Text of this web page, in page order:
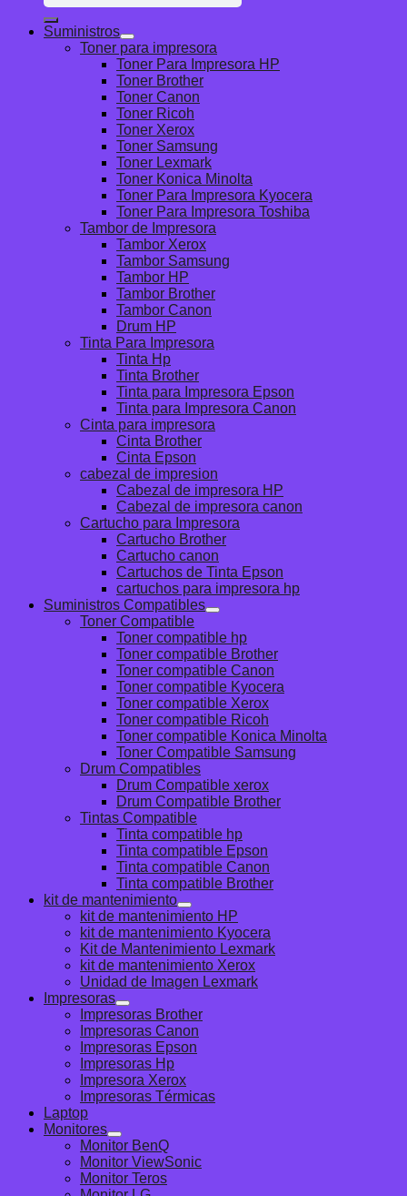
Suministros
Toner para impresora
Toner Para Impresora HP
Toner Brother
Toner Canon
Toner Ricoh
Toner Xerox
Toner Samsung
Toner Lexmark
Toner Konica Minolta
Toner Para Impresora Kyocera
Toner Para Impresora Toshiba
Tambor de Impresora
Tambor Xerox
Tambor Samsung
Tambor HP
Tambor Brother
Tambor Canon
Drum HP
Tinta Para Impresora
Tinta Hp
Tinta Brother
Tinta para Impresora Epson
Tinta para Impresora Canon
Cinta para impresora
Cinta Brother
Cinta Epson
cabezal de impresion
Cabezal de impresora HP
Cabezal de impresora canon
Cartucho para Impresora
Cartucho Brother
Cartucho canon
Cartuchos de Tinta Epson
cartuchos para impresora hp
Suministros Compatibles
Toner Compatible
Toner compatible hp
Toner compatible Brother
Toner compatible Canon
Toner compatible Kyocera
Toner compatible Xerox
Toner compatible Ricoh
Toner compatible Konica Minolta
Toner Compatible Samsung
Drum Compatibles
Drum Compatible xerox
Drum Compatible Brother
Tintas Compatible
Tinta compatible hp
Tinta compatible Epson
Tinta compatible Canon
Tinta compatible Brother
kit de mantenimiento
kit de mantenimiento HP
kit de mantenimiento Kyocera
Kit de Mantenimiento Lexmark
kit de mantenimiento Xerox
Unidad de Imagen Lexmark
Impresoras
Impresoras Brother
Impresoras Canon
Impresoras Epson
Impresoras Hp
Impresora Xerox
Impresoras Térmicas
Laptop
Monitores
Monitor BenQ
Monitor ViewSonic
Monitor Teros